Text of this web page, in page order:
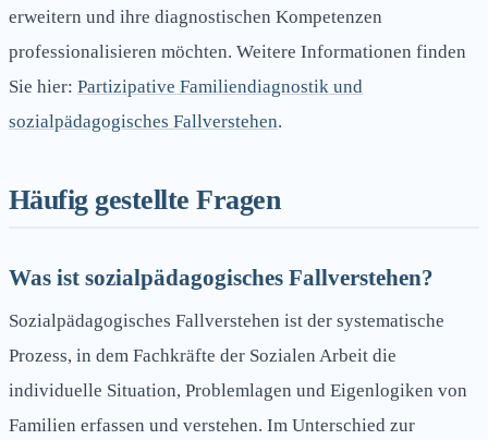
erweitern und ihre diagnostischen Kompetenzen
professionalisieren möchten. Weitere Informationen finden
Sie hier: Partizipative Familiendiagnostik und
sozialpädagogisches Fallverstehen.
Häufig gestellte Fragen
Was ist sozialpädagogisches Fallverstehen?
Sozialpädagogisches Fallverstehen ist der systematische
Prozess, in dem Fachkräfte der Sozialen Arbeit die
individuelle Situation, Problemlagen und Eigenlogiken von
Familien erfassen und verstehen. Im Unterschied zur